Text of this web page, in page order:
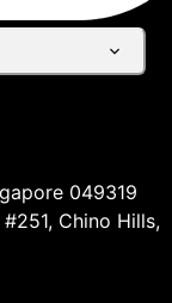
049319
Chino Hills,